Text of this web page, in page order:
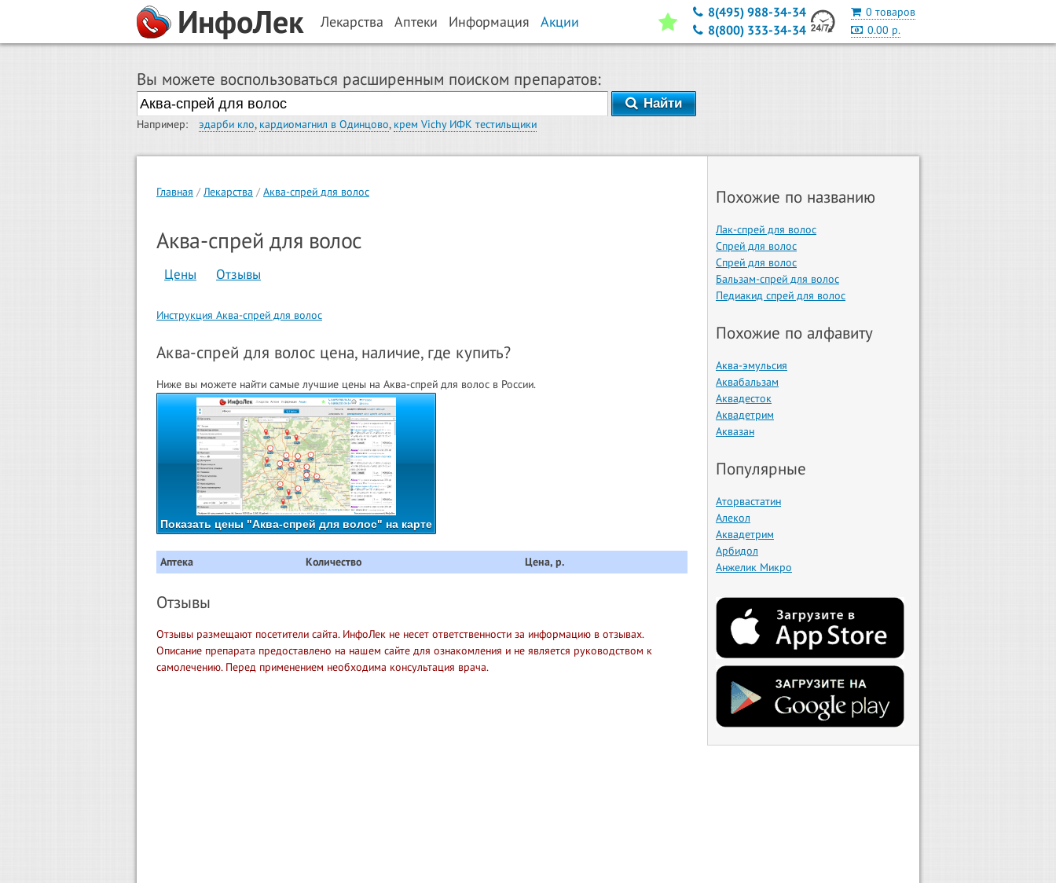
ИнфоЛек Лекарства Аптеки Информация Акции
0 товаров
0.00 р.
8(495) 988-34-34
8(800) 333-34-34
Вы можете воспользоваться расширенным поиском препаратов:
Найти
Например: эдарби кло, кардиомагнил в Одинцово, крем Vichy ИФК тестильщики
Главная Лекарства Аква-спрей для волос
Аква-спрей для волос
Цены Отзывы
Инструкция Аква-спрей для волос
Аква-спрей для волос цена, наличие, где купить?
Ниже вы можете найти самые лучшие цены на Аква-спрей для волос в России.
Показать цены "Аква-спрей для волос" на карте
Аптека Количество Цена, р.
Отзывы
Отзывы размещают посетители сайта. ИнфоЛек не несет ответственности за информацию в отзывах.
Описание препарата предоставлено на нашем сайте для ознакомления и не является руководством к
самолечению. Перед применением необходима консультация врача.
Похожие по названию
Лак-спрей для волос
Спрей для волос
Спрей для волос
Бальзам-спрей для волос
Педиакид спрей для волос
Похожие по алфавиту
Аква-эмульсия
Аквабальзам
Аквадесток
Аквадетрим
Аквазан
Популярные
Аторвастатин
Алекол
Аквадетрим
Арбидол
Анжелик Микро